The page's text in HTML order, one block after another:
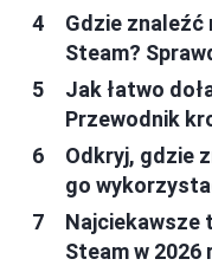
Gdzie znaleźć
Steam?
Jak łatwo
Przewodnik
Odkryj, gdzie
go
Najciekawsze
Steam w 2026